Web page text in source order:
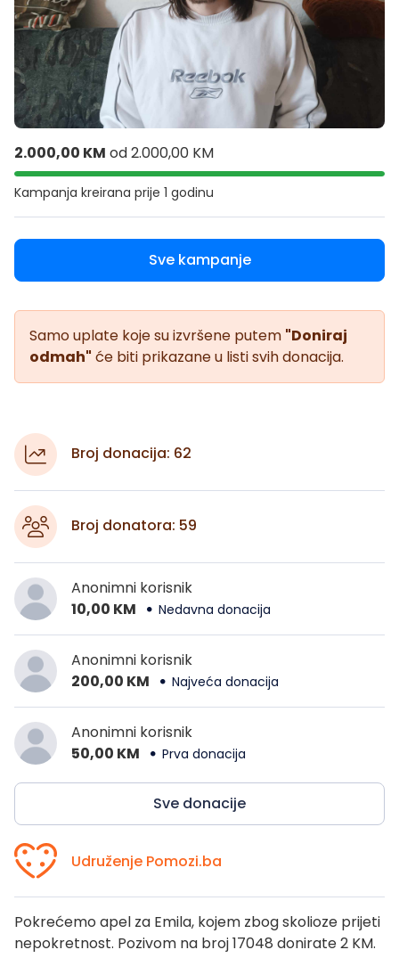
2.000,00 KM od2.000,00 KM
Kampanja kreirana prije 1 godinu
Sve kampanje
Samo uplate koje su izvršene putem "Doniraj
odmah" će biti prikazane u listi svih donacija.
Broj donacija: 62
Broj donatora: 59
Anonimni korisnik
10,00 KM
Nedavna donacija
Anonimni korisnik
200,00 KM
Najveća donacija
Anonimni korisnik
50,00 KM
Prva donacija
Sve donacije
Udruženje Pomozi.ba
Pokrećemo apel za Emila, kojem zbog skolioze prijeti
nepokretnost. Pozivom na broj 17048 donirate 2 KM.